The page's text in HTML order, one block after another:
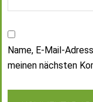
Name, E-Mail-
meinen nächsten